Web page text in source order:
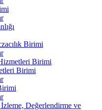
Birimi
Birimi
Birimi
Değerlendirme ve